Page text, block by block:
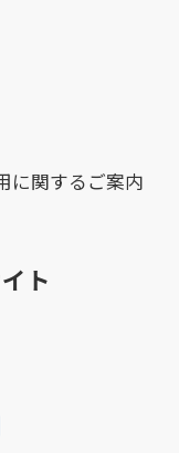
に関するご案内
ト